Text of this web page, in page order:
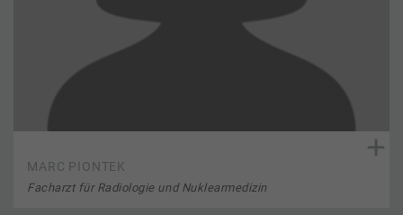
MARC PIONTEK
Facharzt für Radiologie und Nuklearmedizin